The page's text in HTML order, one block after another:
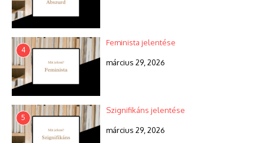
4
Feminista jelentése
március 29, 2026
5
Szignifikáns jelentése
március 29, 2026